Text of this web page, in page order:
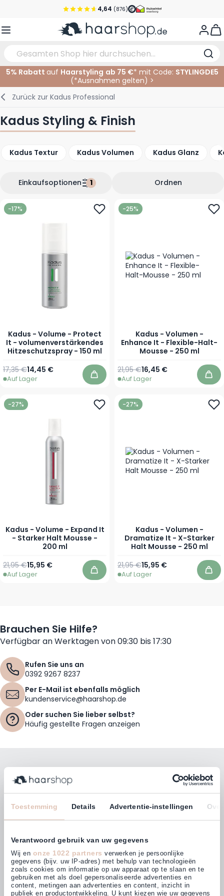
Toestemming Details Advertentie-instellingen Over
Verantwoord gebruik van uw gegevens
Wij en onze 1022 partners verwerken je persoonlijke
gegevens (bijv. uw IP-adres) met behulp van technologieën
zoals cookies om informatie op uw apparaat op te slaan en te
gebruiken met als doel gepersonaliseerde advertenties en
content, metingen aan advertenties en content, inzicht in
publiek en productontwikkeling. U kunt kiezen wie uw gegevens
Zum Inhalt springen 4,64 (876)
Vor 22 Uhr bestellt, noch heute versendet!*
Haarpflege
Haarfarbe
Gesichtspflege
Bräunungsprodukte
Augenpflege
Augenbrauen
Lippen
Zubehör
Nagelprodukte
Haarprodukte
Bartpflege
Elektrisch
Schneidzubehör
Im Salon
Haarfarbe
Dauernwelle
5% Rabatt auf Haarstyling ab 75 €* mit Code: STYLINGDE5
(*Ausnahmen gelten) >
Zurück zur Kadus Professional
Kadus Styling & Finish
Kadus Textur Kadus Volumen Kadus Glanz
Ordnen
Einkaufsoptionen
-17%
Kadus - Volume - Protect
It - volumenverstärkendes
Hitzeschutzspray - 150 ml
Sonderpreis
14,45 €
Regulärer Preis
17,35 €
Auf Lager In den Warenkorb
-25%
Kadus - Volumen -
Enhance It - Flexible-Halt-
Mousse - 250 ml
Sonderpreis
16,45 €
Regulärer Preis
21,95 €
Auf Lager In
-27%
Kadus - Volume - Expand It
- Starker Halt Mousse -
200 ml
Sonderpreis
15,95 €
Regulärer Preis
21,95 €
Auf Lager In den Warenkorb
-27%
Kadus - Volumen -
Dramatize It - X-Starker
Halt Mousse - 250 ml
Sonderpreis
15,95 €
Regulärer Preis
21,95 €
Auf Lager In
Brauchen Sie Hilfe?
Verfügbar an Werktagen von 09:30 bis 17:30
Rufen Sie uns an
0392 9267 8237
Per E-Mail ist ebenfalls möglich
kundenservice@haarshop.de
Oder suchen Sie lieber selbst?
Häufig gestellte Fragen anzeigen
Bleiben Sie mit unserem Newsletter auf dem
Laufenden!
E-Mailadresse
Abonnieren
Kunden bewerten uns mit
4,64 (876)